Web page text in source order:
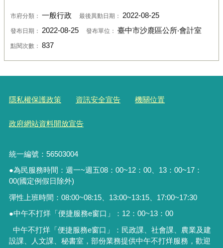
市府分類： 一般行政 最後異動日期： 2022-08-25
發布日期： 2022-08-25 發布單位： 臺中市沙鹿區公所‧會計室
點閱次數： 837
隱私權保護政策 資訊安全宣告 機關位置
政府網站資料開放宣告
統一編號：56503004
●為民服務時間：週一~週五08：00~12：00、13：00~17：
00(國定例假日除外)
彈性上班時間：08:00~08:15、13:00~13:15、17:00~17:30
●中午不打烊「便捷服務e窗口」： 12： 00~13： 00
中午不打烊「便捷服務e窗口」：民政課、社會課、農業及建
設課、人文課、秘書室， 部份業務提供中午不打烊服務 ，歡迎